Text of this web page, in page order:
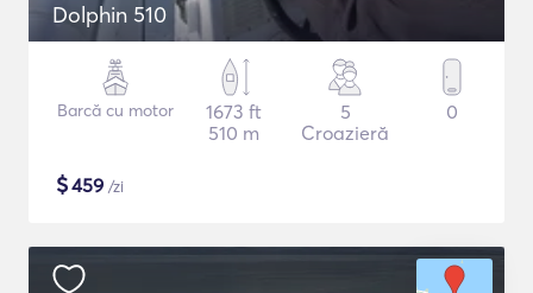
Dolphin 510
Barcă cu motor
1673 ft
510 m
5
Croazieră
0
$459 /zi